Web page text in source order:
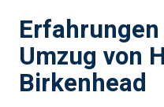
Umzug von
Birkenhead